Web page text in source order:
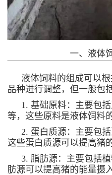
一、液体
液体饲料的组成可以
品种进行调整，但一般包
1. 基础原料：主要包
等，这些原料是液体饲料
2. 蛋白质源：主要包
这些蛋白质源可以提高猪
3. 脂肪源：主要包括
肪源可以提高猪的能量摄